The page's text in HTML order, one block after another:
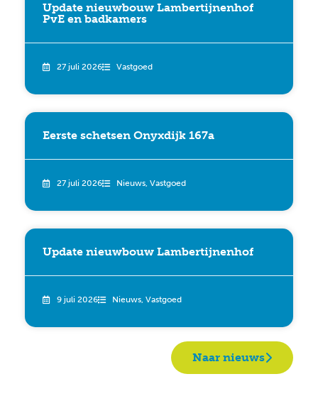
Update nieuwbouw Lambertijnenhof
PvE en badkamers
27 juli 2026 Vastgoed
Eerste schetsen Onyxdijk 167a
27 juli 2026 Nieuws, Vastgoed
Update nieuwbouw Lambertijnenhof
9 juli 2026 Nieuws, Vastgoed
Naar nieuws